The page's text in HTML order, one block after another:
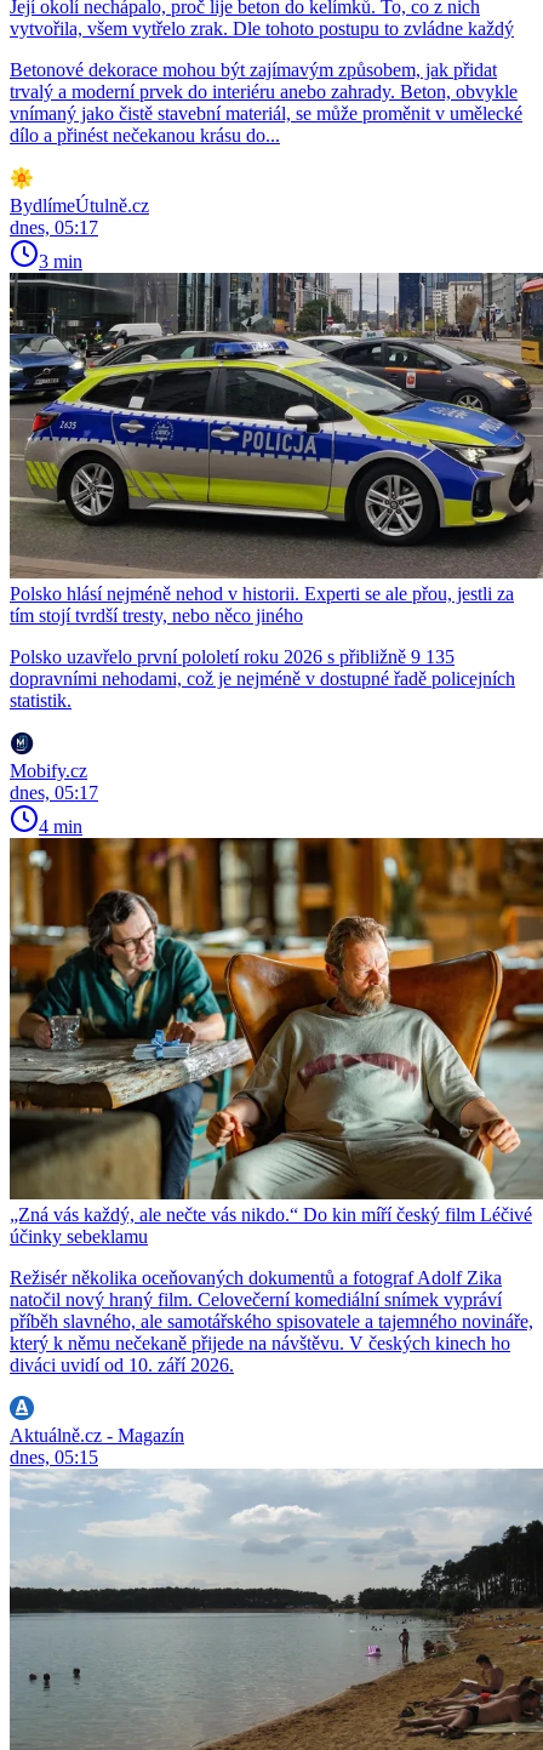
Její okolí nechápalo, proč lije beton do kelímků. To, co z nich
vytvořila, všem vytřelo zrak. Dle tohoto postupu to zvládne každý
Betonové dekorace mohou být zajímavým způsobem, jak přidat
trvalý a moderní prvek do interiéru anebo zahrady. Beton, obvykle
vnímaný jako čistě stavební materiál, se může proměnit v umělecké
dílo a přinést nečekanou krásu do...
BydlímeÚtulně.cz
dnes, 05:17
3 min
Polsko hlásí nejméně nehod v historii. Experti se ale přou, jestli za
tím stojí tvrdší tresty, nebo něco jiného
Polsko uzavřelo první pololetí roku 2026 s přibližně 9 135
dopravními nehodami, což je nejméně v dostupné řadě policejních
statistik.
Mobify.cz
dnes, 05:17
4 min
„Zná vás každý, ale nečte vás nikdo.“ Do kin míří český film Léčivé
účinky sebeklamu
Režisér několika oceňovaných dokumentů a fotograf Adolf Zika
natočil nový hraný film. Celovečerní komediální snímek vypráví
příběh slavného, ale samotářského spisovatele a tajemného novináře,
který k němu nečekaně přijede na návštěvu. V českých kinech ho
diváci uvidí od 10. září 2026.
Aktuálně.cz - Magazín
dnes, 05:15